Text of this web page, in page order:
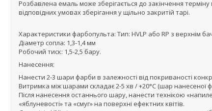
Розбавлена емаль може зберігається до закінчення терміну
відповідних умовах зберігання у щільно закритій тарі.
Характеристики фарбопульта: Тип: HVLP або RP з верхнім
Діаметр сопла: 1,3-1,4 мм
Робочий тиск: 1,5-2,5 бару.
Нанесення:
Нанести 2-3 шари фарби в залежності від покриваності
Витримка між шарами складає 2-5 хв / +20°С (шар нанесеної
Після нанесення останнього шару, нанести технікою
«яблуневості» та «смуг» на поверхні ефектних квітів.